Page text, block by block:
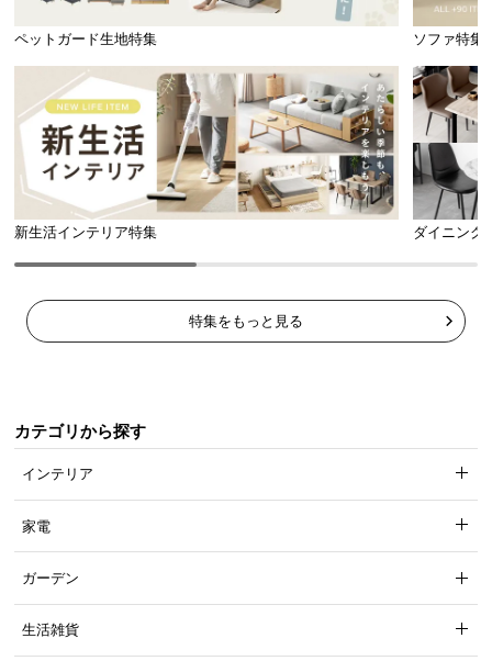
ペットガード生地特集 ソファ特集
新生活インテリア特集 ダイニング
特集をもっと見る
カテゴリから探す
インテリア
家電
ガーデン
生活雑貨